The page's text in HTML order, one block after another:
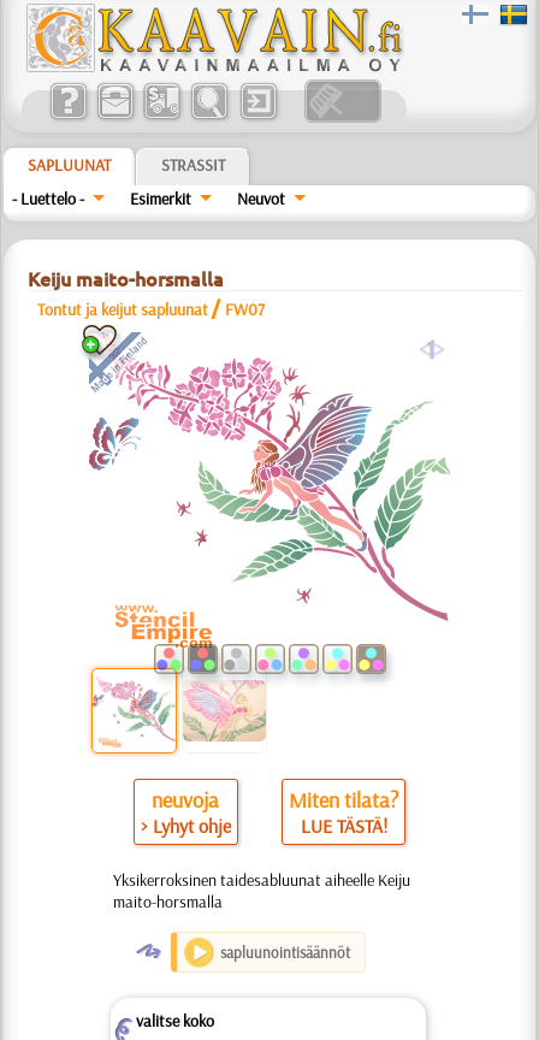
SAPLUUNAT
STRASSIT
- Luettelo -
Esimerkit Neuvot
Keiju maito-horsmalla
Tontut ja keijut sapluunat / FW07
a
neuvoja
> Lyhyt ohje
Miten tilata?
LUE TÄSTÄ!
Yksikerroksinen taidesabluunat aiheelle Keiju
maito-horsmalla
O sapluunointisäännöt
Zvalitse koko